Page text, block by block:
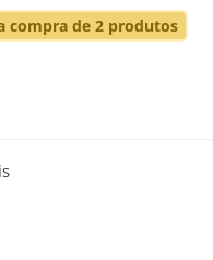
compra de 2 produtos